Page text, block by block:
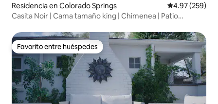
Residencia en Colorado Springs Calificación
4.97 (259)
Casita Noir | Cama tamaño king | Chimenea | Patio
Favorito entre huéspedes
Favorito entre huéspedes